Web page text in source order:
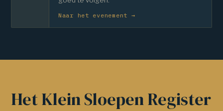
Naar het evenement →
Het Klein Sloepen Register